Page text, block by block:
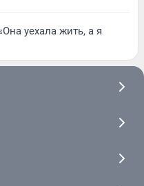
уехала жить, а я